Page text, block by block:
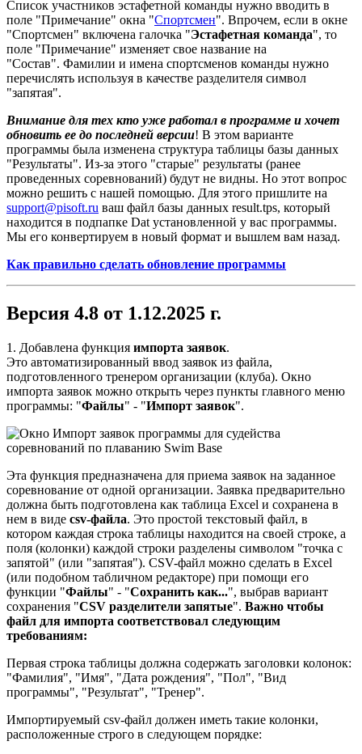
Список участников эстафетной команды нужно вводить в
поле "Примечание" окна "Спортсмен". Впрочем, если в окне
"Спортсмен" включена галочка "Эстафетная команда", то
поле "Примечание" изменяет свое название на
"Состав". Фамилии и имена спортсменов команды нужно
перечислять используя в качестве разделителя символ
"запятая".
Внимание для тех кто уже работал в программе и хочет
обновить ее до последней версии! В этом варианте
программы была изменена структура таблицы базы данных
"Результаты". Из-за этого "старые" результаты (ранее
проведенных соревнований) будут не видны. Но этот вопрос
можно решить с нашей помощью. Для этого пришлите на
support@pisoft.ru ваш файл базы данных result.tps, который
находится в подпапке Dat установленной у вас программы.
Мы его конвертируем в новый формат и вышлем вам назад.
Как правильно сделать обновление программы
Версия 4.8 от 1.12.2025 г.
1. Добавлена функция импорта заявок.
Это автоматизированный ввод заявок из файла,
подготовленного тренером организации (клуба). Окно
импорта заявок можно открыть через пункты главного меню
программы: "Файлы" - "Импорт заявок".
Эта функция предназначена для приема заявок на заданное
соревнование от одной организации. Заявка предварительно
должна быть подготовлена как таблица Excel и сохранена в
нем в виде csv-файла. Это простой текстовый файл, в
котором каждая строка таблицы находится на своей строке, а
поля (колонки) каждой строки разделены символом "точка с
запятой" (или "запятая"). CSV-файл можно сделать в Excel
(или подобном табличном редакторе) при помощи его
функции "Файлы" - "Сохранить как...", выбрав вариант
сохранения "CSV разделители запятые". Важно чтобы
файл для импорта соответствовал следующим
требованиям:
Первая строка таблицы должна содержать заголовки колонок:
"Фамилия", "Имя", "Дата рождения", "Пол", "Вид
программы", "Результат", "Тренер".
Импортируемый csv-файл должен иметь такие колонки,
расположенные строго в следующем порядке: